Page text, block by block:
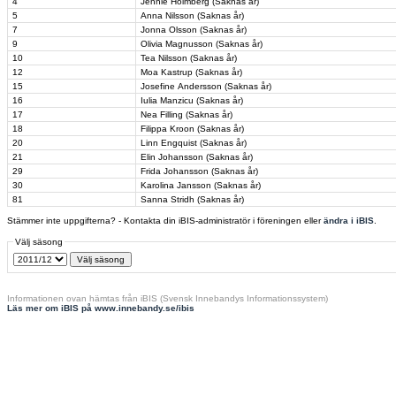
5
Anna Nilsson (Saknas år)
7
Jonna Olsson (Saknas år)
9
Olivia Magnusson (Saknas år)
10
Tea Nilsson (Saknas år)
12
Moa Kastrup (Saknas år)
15
Josefine Andersson (Saknas år)
16
Iulia Manzicu (Saknas år)
17
Nea Filling (Saknas år)
18
Filippa Kroon (Saknas år)
20
Linn Engquist (Saknas år)
21
Elin Johansson (Saknas år)
29
Frida Johansson (Saknas år)
30
Karolina Jansson (Saknas år)
81
Sanna Stridh (Saknas år)
Stämmer inte uppgifterna? - Kontakta din iBIS-administratör i föreningen ellerändra i iBIS
Välj säsong
Informationen ovan hämtas från iBIS (Svensk Innebandys Informationssystem)
Läs mer om iBIS på www.innebandy.se/ibis